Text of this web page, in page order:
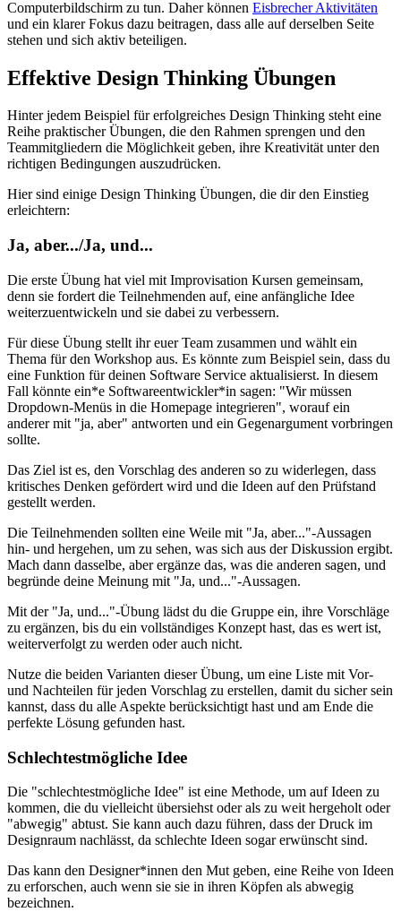
Computerbildschirm zu tun. Daher können Eisbrecher Aktivitäten
und ein klarer Fokus dazu beitragen, dass alle auf derselben Seite
stehen und sich aktiv beteiligen.
Effektive Design Thinking Übungen
Hinter jedem Beispiel für erfolgreiches Design Thinking steht eine
Reihe praktischer Übungen, die den Rahmen sprengen und den
Teammitgliedern die Möglichkeit geben, ihre Kreativität unter den
richtigen Bedingungen auszudrücken.
Hier sind einige Design Thinking Übungen, die dir den Einstieg
erleichtern:
Ja, aber.../Ja, und...
Die erste Übung hat viel mit Improvisation Kursen gemeinsam,
denn sie fordert die Teilnehmenden auf, eine anfängliche Idee
weiterzuentwickeln und sie dabei zu verbessern.
Für diese Übung stellt ihr euer Team zusammen und wählt ein
Thema für den Workshop aus. Es könnte zum Beispiel sein, dass du
eine Funktion für deinen Software Service aktualisierst. In diesem
Fall könnte ein*e Softwareentwickler*in sagen: "Wir müssen
Dropdown-Menüs in die Homepage integrieren", worauf ein
anderer mit "ja, aber" antworten und ein Gegenargument vorbringen
sollte.
Das Ziel ist es, den Vorschlag des anderen so zu widerlegen, dass
kritisches Denken gefördert wird und die Ideen auf den Prüfstand
gestellt werden.
Die Teilnehmenden sollten eine Weile mit "Ja, aber..."-Aussagen
hin- und hergehen, um zu sehen, was sich aus der Diskussion ergibt.
Mach dann dasselbe, aber ergänze das, was die anderen sagen, und
begründe deine Meinung mit "Ja, und..."-Aussagen.
Mit der "Ja, und..."-Übung lädst du die Gruppe ein, ihre Vorschläge
zu ergänzen, bis du ein vollständiges Konzept hast, das es wert ist,
weiterverfolgt zu werden oder auch nicht.
Nutze die beiden Varianten dieser Übung, um eine Liste mit Vor-
und Nachteilen für jeden Vorschlag zu erstellen, damit du sicher sein
kannst, dass du alle Aspekte berücksichtigt hast und am Ende die
perfekte Lösung gefunden hast.
Schlechtestmögliche Idee
Die "schlechtestmögliche Idee" ist eine Methode, um auf Ideen zu
kommen, die du vielleicht übersiehst oder als zu weit hergeholt oder
"abwegig" abtust. Sie kann auch dazu führen, dass der Druck im
Designraum nachlässt, da schlechte Ideen sogar erwünscht sind.
Das kann den Designer*innen den Mut geben, eine Reihe von Ideen
zu erforschen, auch wenn sie sie in ihren Köpfen als abwegig
bezeichnen.